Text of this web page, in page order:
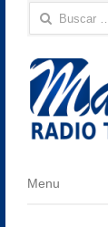
Buscar:
Menu
Menu